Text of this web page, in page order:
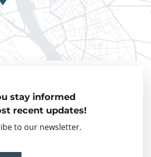
stay informed
recent updates!
to our newsletter.
Visiting Fellows
Partner organisations